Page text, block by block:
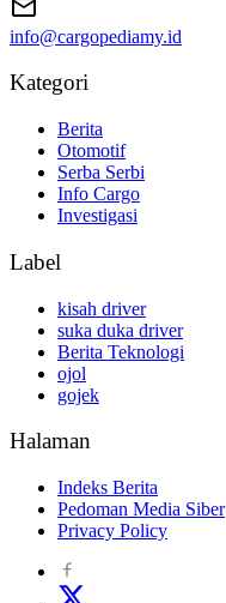
info@cargopediamy.id
Kategori
Berita
Otomotif
Serba Serbi
Info Cargo
Investigasi
Label
kisah driver
suka duka driver
Berita Teknologi
ojol
gojek
Halaman
Indeks Berita
Pedoman Media Siber
Privacy Policy